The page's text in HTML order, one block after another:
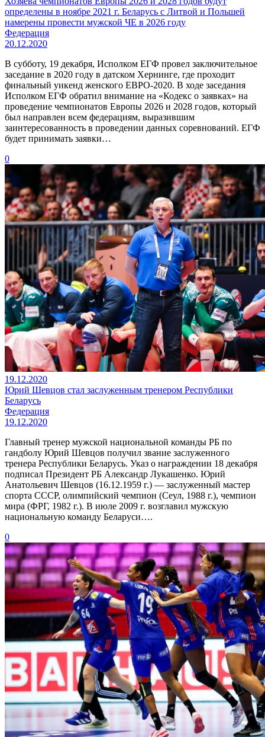
определены в ноябре 2021 г. Беларусь с Литвой и Польшей
намерены провести мужской ЧЕ в 2026 году
Федерация
20.12.2020
В субботу, 19 декабря, Исполком ЕГФ провел заключительное
заседание в 2020 году в датском Хернинге, где проходит
финальный уикенд женского ЕВРО-2020. В ходе заседания
Исполком ЕГФ обратил внимание на «Кодекс о заявках» на
проведение чемпионатов Европы 2026 и 2028 годов, который
был направлен всем федерациям, выразившим
заинтересованность в проведении данных соревнований. ЕГФ
будет принимать заявки…
0
19.12.2020
Юрий Шевцов стал заслуженным тренером Республики
Беларусь
Федерация
19.12.2020
Главный тренер мужской национальной команды РБ по
гандболу Юрий Шевцов получил звание заслуженного
тренера Республики Беларусь. Указ о награждении 18 декабря
подписал Президент РБ Александр Лукашенко. Юрий
Анатольевич Шевцов (16.12.1959 г.) — заслуженный мастер
спорта СССР, олимпийский чемпион (Сеул, 1988 г.), чемпион
мира (ФРГ, 1982 г.). В июле 2009 г. возглавил мужскую
национальную команду Беларуси….
0